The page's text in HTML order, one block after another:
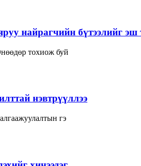
найрагчийн бүтээлийг эш
тохиож буй
нэвтрүүллээ
гэ